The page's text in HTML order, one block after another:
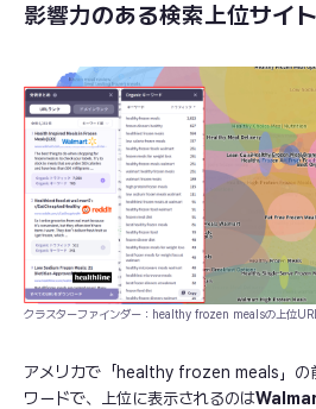
影響力のある検索上位サイ
クラスターファインダー：healthy frozen mealsの上位URL
アメリカで「healthy frozen meals」の
ワードで、上位に表示されるのは